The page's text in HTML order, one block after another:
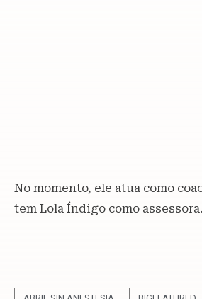
No momento, ele atua como
tem Lola Índigo como assessora.